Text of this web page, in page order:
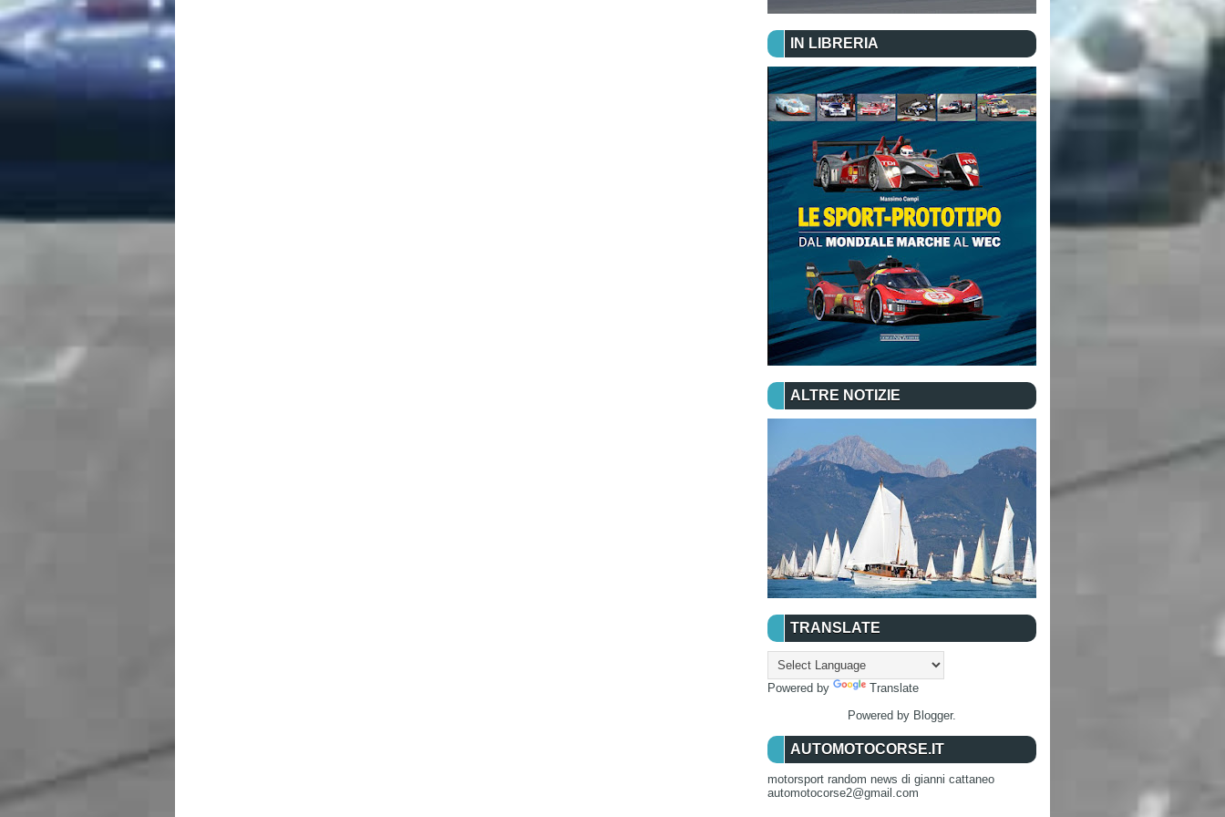
IN LIBRERIA
ALTRE NOTIZIE
TRANSLATE
Powered by
Translate
Powered by Blogger.
AUTOMOTOCORSE.IT
motorsport random news di gianni cattaneo
automotocorse2@gmail.com